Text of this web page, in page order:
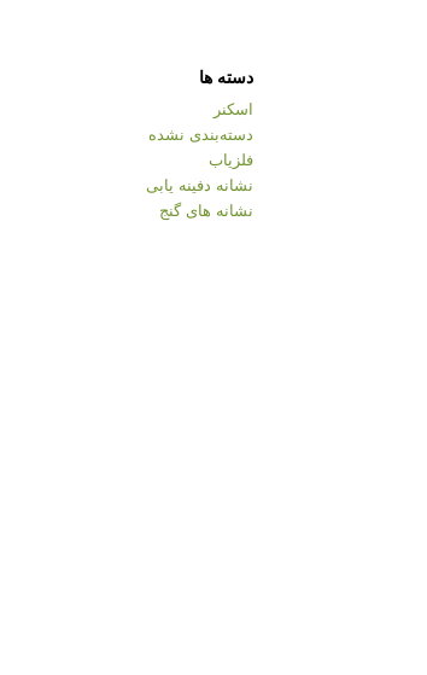
دسته ها
اسکنر
دسته‌بندی نشده
فلزیاب
نشانه دفینه یابی
نشانه های گنج